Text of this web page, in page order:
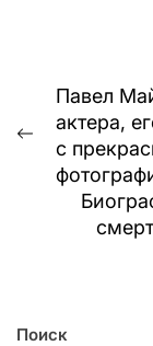
по
записям
Предыдущая
запись:
Павел
актера,
с
Поиск